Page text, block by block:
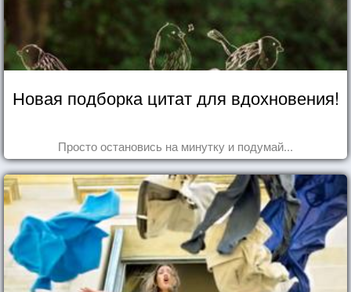
Новая подборка цитат для вдохновения!
Просто остановись на минутку и подумай...